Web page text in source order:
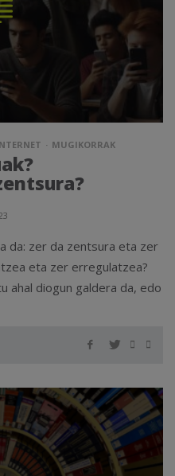
MUGIKORRAK
da: zer da zentsura eta zer
eta zer erregulatzea?
ahal diogun galdera da, edo